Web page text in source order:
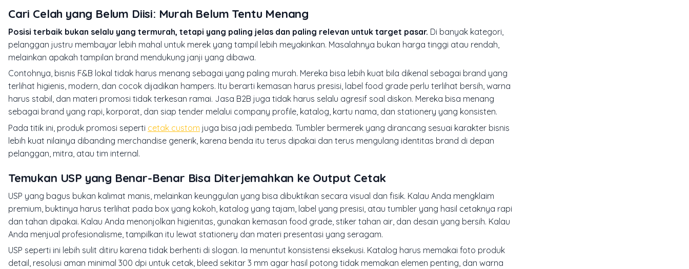
Cari Celah yang Belum Diisi: Murah Belum Tentu Menang
Posisi terbaik bukan selalu yang termurah, tetapi yang paling jelas dan paling relevan untuk target pasar. Di banyak kategori,
pelanggan justru membayar lebih mahal untuk merek yang tampil lebih meyakinkan. Masalahnya bukan harga tinggi atau rendah,
melainkan apakah tampilan brand mendukung janji yang dibawa.
Contohnya, bisnis F&B lokal tidak harus menang sebagai yang paling murah. Mereka bisa lebih kuat bila dikenal sebagai brand yang
terlihat higienis, modern, dan cocok dijadikan hampers. Itu berarti kemasan harus presisi, label food grade perlu terlihat bersih, warna
harus stabil, dan materi promosi tidak terkesan ramai. Jasa B2B juga tidak harus selalu agresif soal diskon. Mereka bisa menang
sebagai brand yang rapi, korporat, dan siap tender melalui company profile, katalog, kartu nama, dan stationery yang konsisten.
Pada titik ini, produk promosi seperti cetak custom juga bisa jadi pembeda. Tumbler bermerek yang dirancang sesuai karakter bisnis
lebih kuat nilainya dibanding merchandise generik, karena benda itu terus dipakai dan terus mengulang identitas brand di depan
pelanggan, mitra, atau tim internal.
Temukan USP yang Benar-Benar Bisa Diterjemahkan ke Output Cetak
USP yang bagus bukan kalimat manis, melainkan keunggulan yang bisa dibuktikan secara visual dan fisik. Kalau Anda mengklaim
premium, buktinya harus terlihat pada box yang kokoh, katalog yang tajam, label yang presisi, atau tumbler yang hasil cetaknya rapi
dan tahan dipakai. Kalau Anda menonjolkan higienitas, gunakan kemasan food grade, stiker tahan air, dan desain yang bersih. Kalau
Anda menjual profesionalisme, tampilkan itu lewat stationery dan materi presentasi yang seragam.
USP seperti ini lebih sulit ditiru karena tidak berhenti di slogan. Ia menuntut konsistensi eksekusi. Katalog harus memakai foto produk
detail, resolusi aman minimal 300 dpi untuk cetak, bleed sekitar 3 mm agar hasil potong tidak memakan elemen penting, dan warna